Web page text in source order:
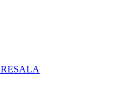
RESALA